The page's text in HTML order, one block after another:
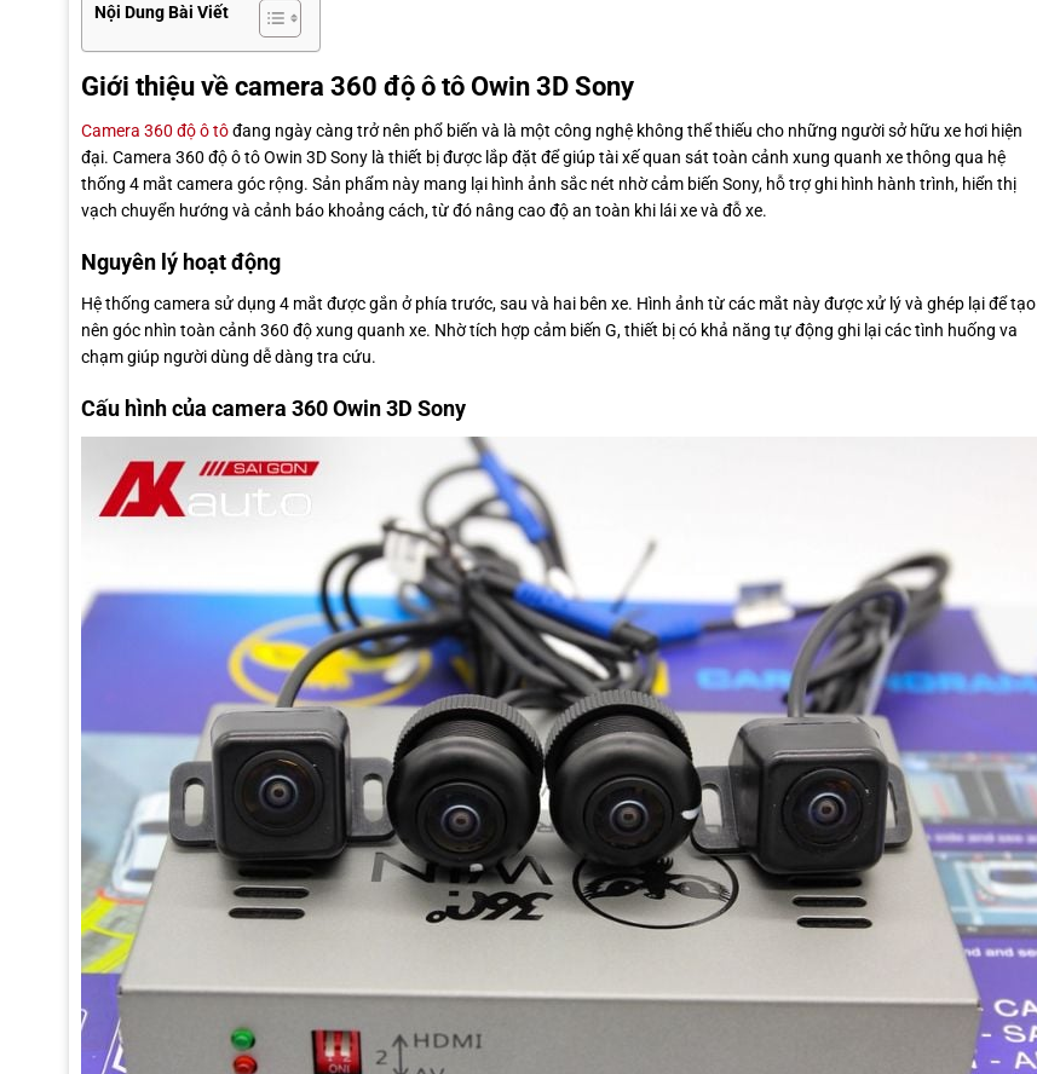
Nội Dung Bài Viết
Giới thiệu về camera 360 độ ô tô Owin 3D Sony
Camera 360 độ ô tôđang ngày càng trở nên phổ biến và là một công nghệ không thể thiếu cho những người sở hữu xe hơi hiện
đại. Camera 360 độ ô tô Owin 3D Sony là thiết bị được lắp đặt để giúp tài xế quan sát toàn cảnh xung quanh xe thông qua hệ
thống 4 mắt camera góc rộng. Sản phẩm này mang lại hình ảnh sắc nét nhờ cảm biến Sony, hỗ trợ ghi hình hành trình, hiển thị
vạch chuyển hướng và cảnh báo khoảng cách, từ đó nâng cao độ an toàn khi lái xe và đỗ xe.
Nguyên lý hoạt động
Hệ thống camera sử dụng 4 mắt được gắn ở phía trước, sau và hai bên xe. Hình ảnh từ các mắt này được xử lý và ghép lại để tạo
nên góc nhìn toàn cảnh 360 độ xung quanh xe. Nhờ tích hợp cảm biến G, thiết bị có khả năng tự động ghi lại các tình huống va
chạm giúp người dùng dễ dàng tra cứu.
Cấu hình của camera 360 Owin 3D Sony